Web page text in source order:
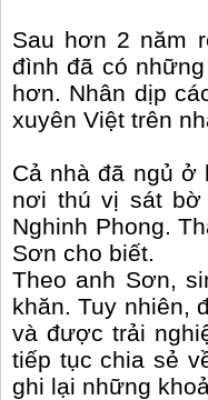
Sau hơn 2 năm
đình đã có
hơn. Nhân dịp
xuyên Việt trên
Cả nhà đã ngủ ở
nơi thú vị sát bờ
Nghinh Phong.
Sơn cho biết.
Theo anh Sơn,
khăn. Tuy nhiên,
và được trải
tiếp tục chia sẻ
ghi lại những